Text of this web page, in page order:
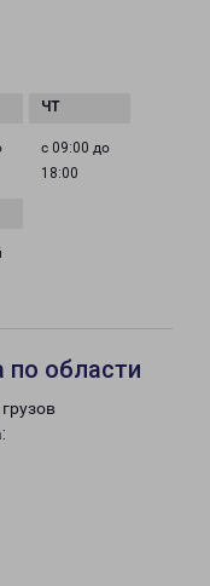
с 09:00 до
18:00
области